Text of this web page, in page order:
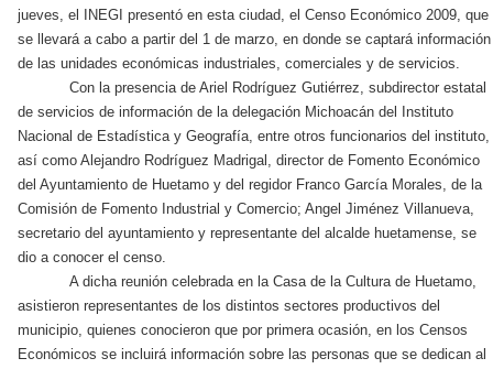
jueves, el INEGI presentó en esta ciudad, el Censo Económico 2009, que
se llevará a cabo a partir del 1 de marzo, en donde se captará información
de las unidades económicas industriales, comerciales y de servicios.
Con la presencia de Ariel Rodríguez Gutiérrez, subdirector estatal
de servicios de información de la delegación Michoacán del Instituto
Nacional de Estadística y Geografía, entre otros funcionarios del instituto,
así como Alejandro Rodríguez Madrigal, director de Fomento Económico
del Ayuntamiento de Huetamo y del regidor Franco García Morales, de la
Comisión de Fomento Industrial y Comercio; Angel Jiménez Villanueva,
secretario del ayuntamiento y representante del alcalde huetamense, se
dio a conocer el censo.
A dicha reunión celebrada en la Casa de la Cultura de Huetamo,
asistieron representantes de los distintos sectores productivos del
municipio, quienes conocieron que por primera ocasión, en los Censos
Económicos se incluirá información sobre las personas que se dedican al